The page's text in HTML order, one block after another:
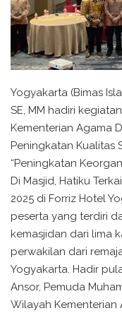
Yogyakarta (Bimas
SE, MM hadiri
Kementerian Agama
Peningkatan Kualitas
“Peningkatan
Di Masjid, Hatiku
2025 di Forriz Hotel
peserta yang terdiri
kemasjidan dari lima
perwakilan dari
Yogyakarta. Hadir
Ansor, Pemuda
Wilayah Kementerian